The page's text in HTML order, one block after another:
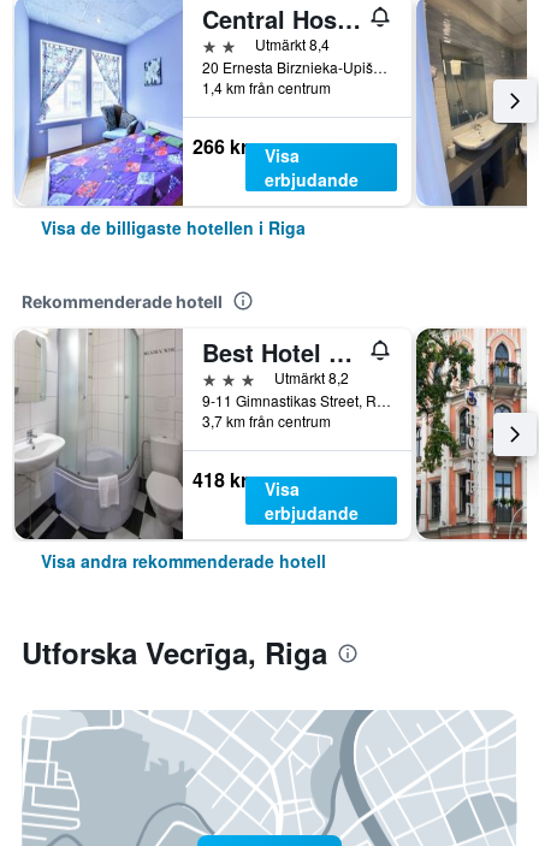
Central Hostel
2 stjärnorUtmärkt 8,4
20 Ernesta Birznieka-Upiša Iela, Riga, Lettland
1,4 km från centrum
266 kr
Visa
erbjudande
Visa de billigaste hotellen i Riga
Rekommenderade hotell
Best Hotel Riga
3 stjärnorUtmärkt 8,2
9-11 Gimnastikas Street, Riga, Lettland
3,7 km från centrum
418 kr
Visa
erbjudande
Visa andra rekommenderade hotell
Utforska Vecrīga, Riga